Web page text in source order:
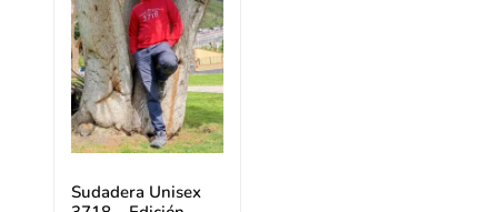
Sudadera Unisex